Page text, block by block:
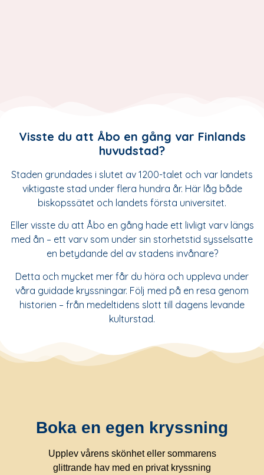
Visste du att Åbo en gång var Finlands
huvudstad?
Staden grundades i slutet av 1200-talet och var landets
viktigaste stad under flera hundra år. Här låg både
biskopssätet och landets första universitet.
Eller visste du att Åbo en gång hade ett livligt varv längs
med ån – ett varv som under sin storhetstid sysselsatte
en betydande del av stadens invånare?
Detta och mycket mer får du höra och uppleva under
våra guidade kryssningar. Följ med på en resa genom
historien – från medeltidens slott till dagens levande
kulturstad.
Boka en egen kryssning
Upplev vårens skönhet eller sommarens
glittrande hav med en privat kryssning